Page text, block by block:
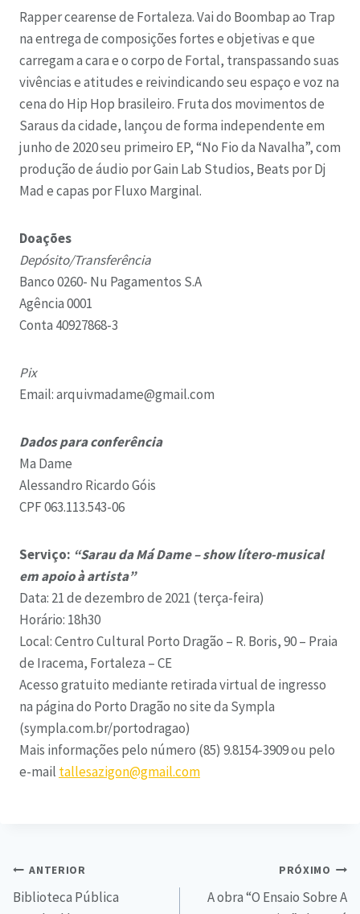
Rapper cearense de Fortaleza. Vai do Boombap ao Trap
na entrega de composições fortes e objetivas e que
carregam a cara e o corpo de Fortal, transpassando suas
vivências e atitudes e reivindicando seu espaço e voz na
cena do Hip Hop brasileiro. Fruta dos movimentos de
Saraus da cidade, lançou de forma independente em
junho de 2020 seu primeiro EP, “No Fio da Navalha”, com
produção de áudio por Gain Lab Studios, Beats por Dj
Mad e capas por Fluxo Marginal.
Doações
Depósito/Transferência
Banco 0260- Nu Pagamentos S.A
Agência 0001
Conta 40927868-3
Pix
Email: arquivmadame@gmail.com
Dados para conferência
Ma Dame
Alessandro Ricardo Góis
CPF 063.113.543-06
Serviço: “Sarau da Má Dame – show lítero-musical
em apoio à artista”
Data: 21 de dezembro de 2021 (terça-feira)
Horário: 18h30
Local: Centro Cultural Porto Dragão – R. Boris, 90 – Praia
de Iracema, Fortaleza – CE
Acesso gratuito mediante retirada virtual de ingresso
na página do Porto Dragão no site da Sympla
(sympla.com.br/portodragao)
Mais informações pelo número (85) 9.8154-3909 ou pelo
e-mail tallesazigon@gmail.com
ANTERIOR
Biblioteca Pública
PRÓXIMO
A obra “O Ensaio Sobre A